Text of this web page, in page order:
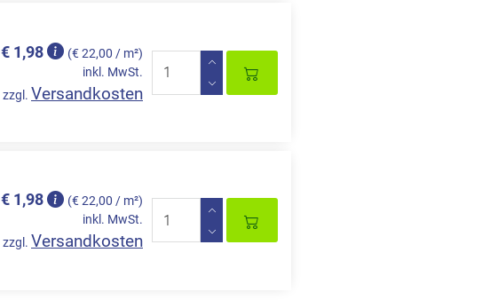
€ 1,98
(€ 22,00 / m²)
inkl. MwSt.
zzgl. Versandkosten
€ 1,98
(€ 22,00 / m²)
inkl. MwSt.
zzgl. Versandkosten